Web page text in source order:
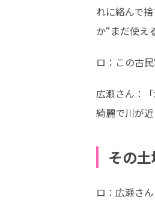
れに絡んで
か“まだ使え
ロ：この古
広瀬さん：
綺麗で川が
その
ロ：広瀬さ